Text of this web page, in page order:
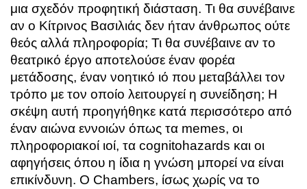
μια σχεδόν προφητική διάσταση. Τι θα συνέβαινε
αν ο Κίτρινος Βασιλιάς δεν ήταν άνθρωπος ούτε
θεός αλλά πληροφορία; Τι θα συνέβαινε αν το
θεατρικό έργο αποτελούσε έναν φορέα
μετάδοσης, έναν νοητικό ιό που μεταβάλλει τον
τρόπο με τον οποίο λειτουργεί η συνείδηση; Η
σκέψη αυτή προηγήθηκε κατά περισσότερο από
έναν αιώνα εννοιών όπως τα memes, οι
πληροφοριακοί ιοί, τα cognitohazards και οι
αφηγήσεις όπου η ίδια η γνώση μπορεί να είναι
επικίνδυνη. Ο Chambers, ίσως χωρίς να το